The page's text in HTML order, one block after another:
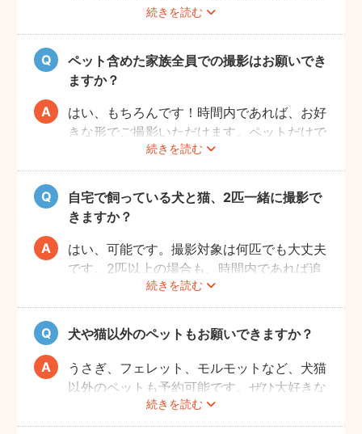
続きを読む
びいただけます。
しかし、公園や広場によっては「放し飼い」
や「撮影」が禁止の場所もありますので、事
前にご確認をお願いいたします。
ペット含めた家族全員での撮影はお願いでき
ますか？
続きを読む
はい、もちろんです！時間内であれば、お好
きな形でご撮影いただけます。ペットだけで
の撮影も、ご家族での撮影もお好きな形でお
楽しみください。
自宅で飼っている犬と猫、2匹一緒に撮影で
きますか？
続きを読む
はい、可能です。撮影対象は何匹でも大丈夫
です。2匹以上の場合も、時間内であれば追
加料金なしで撮影可能です。
犬や猫以外のペットもお願いできますか？
続きを読む
うさぎ、フェレット、モルモットなど、犬猫
以外のペットも予約可能です。ぜひ大好きな
ペットと一緒に素敵な思い出を残してくださ
い。